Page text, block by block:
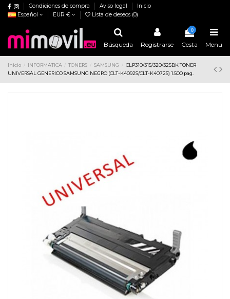
Condiciones de compra Aviso legal
Inicio
Español
EUR € Lista de deseos (0)
Búsqueda Registrarse
0
Cesta Menu
Inicio INFORMATICA TONERS SAMSUNG
CLP310/315/320/325BK TONER
UNIVERSAL GENERICO SAMSUNG NEGRO (CLT-K4092S/CLT-K4072S) 1.500 pag.